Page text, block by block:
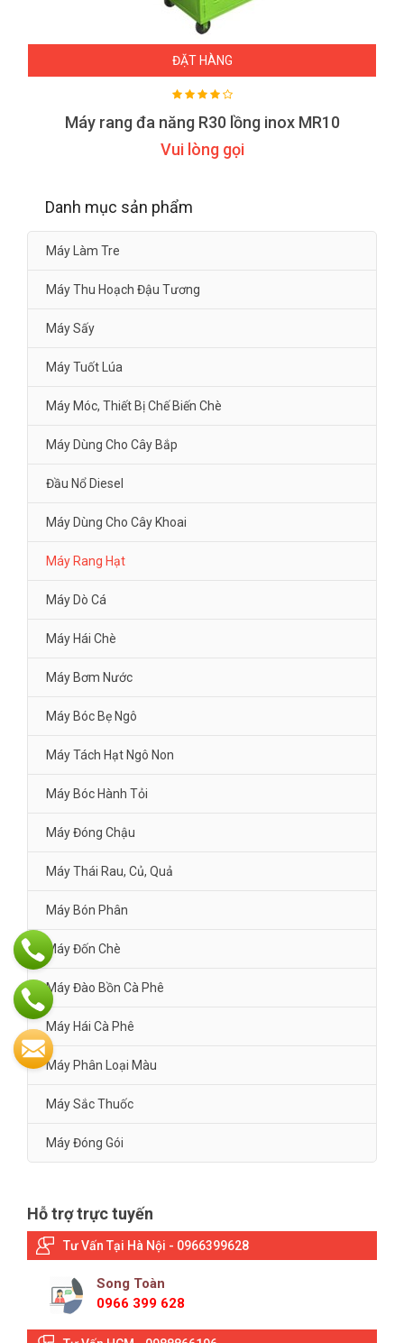
ĐẶT HÀNG
Máy rang đa năng R30 lồng inox MR10
Vui lòng gọi
Danh mục sản phẩm
Máy Làm Tre
Máy Thu Hoạch Đậu Tương
Máy Sấy
Máy Tuốt Lúa
Máy Móc, Thiết Bị Chế Biến Chè
Máy Dùng Cho Cây Bắp
Đầu Nổ Diesel
Máy Dùng Cho Cây Khoai
Máy Rang Hạt
Máy Dò Cá
Máy Hái Chè
Máy Bơm Nước
Máy Bóc Bẹ Ngô
Máy Tách Hạt Ngô Non
Máy Bóc Hành Tỏi
Máy Đóng Chậu
Máy Thái Rau, Củ, Quả
Máy Bón Phân
Máy Đốn Chè
Máy Đào Bồn Cà Phê
Máy Hái Cà Phê
Máy Phân Loại Màu
Máy Sắc Thuốc
Máy Đóng Gói
Hỗ trợ trực tuyến
Tư Vấn Tại Hà Nội - 0966399628
Song Toàn
0966 399 628